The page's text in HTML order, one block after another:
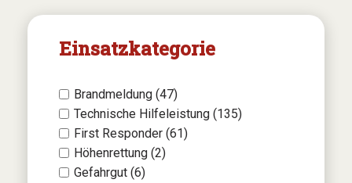
Einsatzkategorie
Brandmeldung (47)
Technische Hilfeleistung (135)
First Responder (61)
Höhenrettung (2)
Gefahrgut (6)